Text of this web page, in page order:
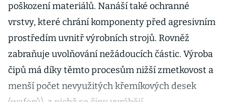
poškození materiálů. Nanáší také ochranné
vrstvy, které chrání komponenty před agresivním
prostředím uvnitř výrobních strojů. Rovněž
zabraňuje uvolňování nežádoucích částic. Výroba
čipů má díky těmto procesům nižší zmetkovost a
menší počet nevyužitých křemíkových desek